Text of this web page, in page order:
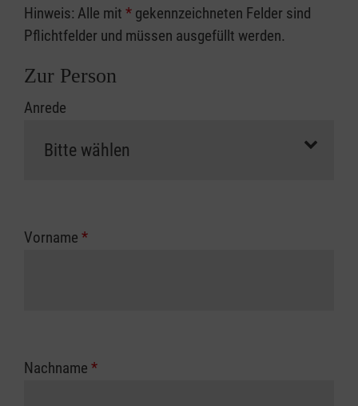
Hinweis: Alle mit * gekennzeichneten Felder sind
Pflichtfelder und müssen ausgefüllt werden.
Zur Person
Anrede
Vorname *
Nachname *